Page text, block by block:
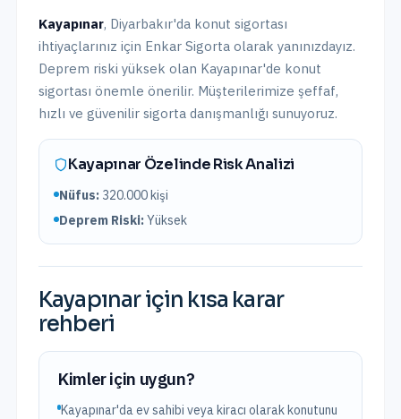
Kayapınar, Diyarbakır'da konut sigortası
ihtiyaçlarınız için Enkar Sigorta olarak yanınızdayız.
Deprem riski yüksek olan Kayapınar'de konut
sigortası önemle önerilir. Müşterilerimize şeffaf,
hızlı ve güvenilir sigorta danışmanlığı sunuyoruz.
Kayapınar Özelinde Risk Analizi
Nüfus: 320.000kişi
Deprem Riski:Yüksek
Kayapınariçin kısa karar
rehberi
Kimler için uygun?
Kayapınar'da ev sahibi veya kiracı olarak konutunu